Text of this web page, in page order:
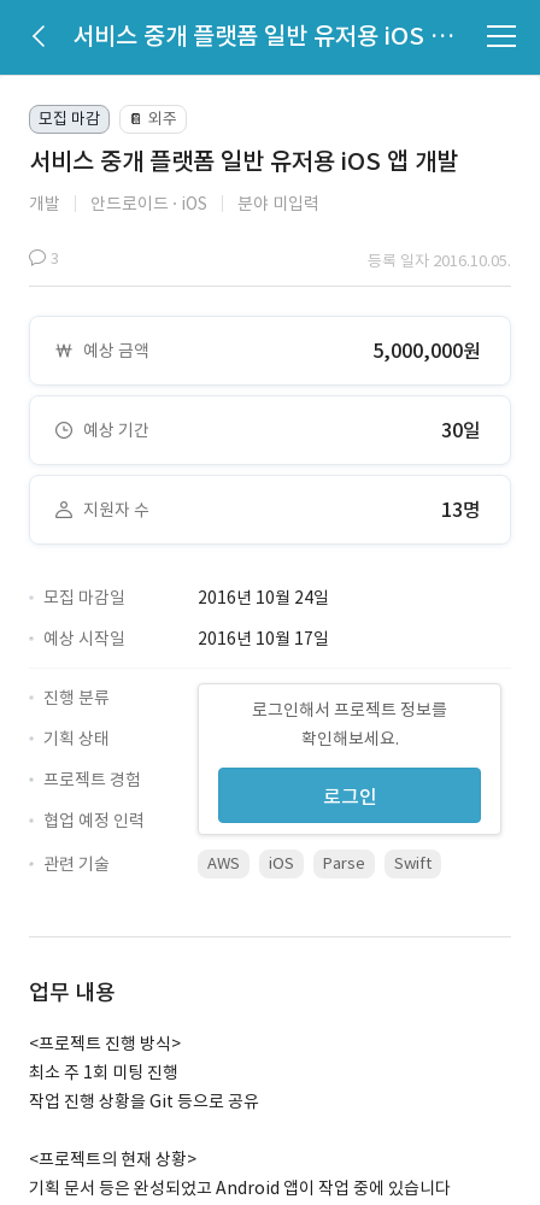
서비스 중개 플랫폼 일반 유저용 iOS 앱 개발
모집 마감 📔 외주
서비스 중개 플랫폼 일반 유저용 iOS 앱 개발
개발 안드로이드 iOS 분야 미입력
3 등록 일자 2016.10.05.
예상 금액 5,000,000원
예상 기간 30일
지원자 수 13명
모집 마감일
2016년 10월 24일
예상 시작일
2016년 10월 17일
로그인해서 프로젝트 정보를
확인해보세요.
로그인
진행 분류
기획 상태
프로젝트 경험
협업 예정 인력
관련 기술
AWS iOS Parse Swift
업무 내용
<프로젝트 진행 방식>
최소 주 1회 미팅 진행
작업 진행 상황을 Git 등으로 공유
<프로젝트의 현재 상황>
기획 문서 등은 완성되었고 Android 앱이 작업 중에 있습니다